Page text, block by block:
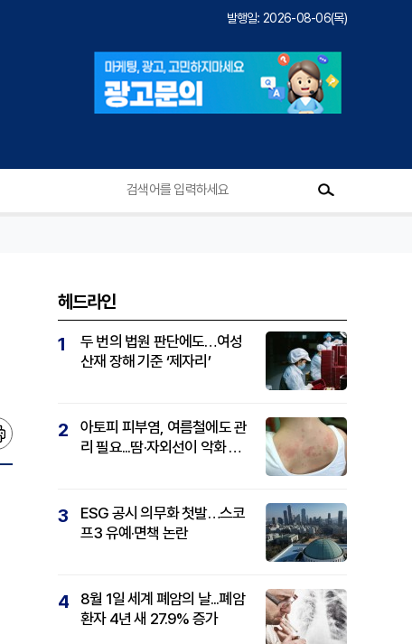
발행일: 2026-08-06(목)
헤드라인
1
두 번의 법원 판단에도…여성
산재 장해 기준 ‘제자리’
2
아토피 피부염, 여름철에도 관
리 필요...땀·자외선이 악화 요
3
ESG 공시 의무화 첫발…스코
프3 유예·면책 논란
4
8월 1일 세계 폐암의 날...폐암
환자 4년 새 27.9% 증가